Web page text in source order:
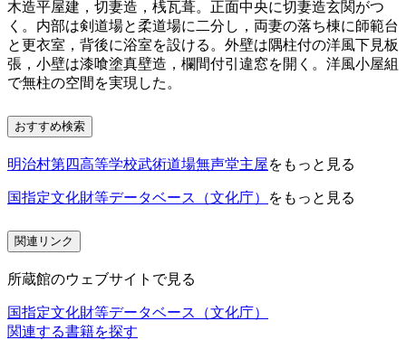
木造平屋建，切妻造，桟瓦葺。正面中央に切妻造玄関がつ
く。内部は剣道場と柔道場に二分し，両妻の落ち棟に師範台
と更衣室，背後に浴室を設ける。外壁は隅柱付の洋風下見板
張，小壁は漆喰塗真壁造，欄間付引違窓を開く。洋風小屋組
で無柱の空間を実現した。
おすすめ検索
明治村第四高等学校武術道場無声堂主屋をもっと見る
国指定文化財等データベース（文化庁） をもっと見る
関連リンク
所蔵館のウェブサイトで見る
国指定文化財等データベース（文化庁）
関連する書籍を探す